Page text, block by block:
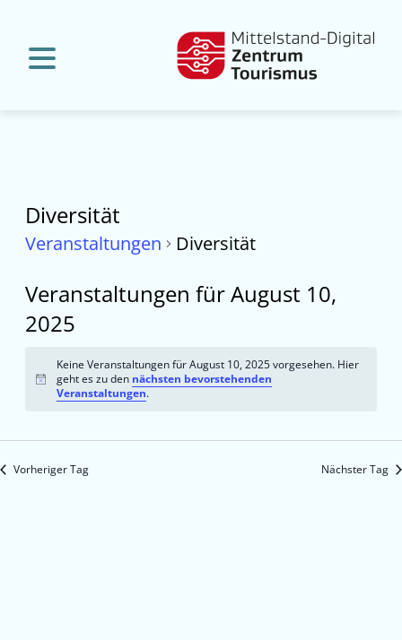
Diversität
Veranstaltungen Diversität
Veranstaltungen für August 10,
2025
Hinweis
Keine Veranstaltungen für August 10, 2025 vorgesehen. Hier
geht es zu den nächsten bevorstehenden
Veranstaltungen.
Vorheriger Tag Nächster Tag